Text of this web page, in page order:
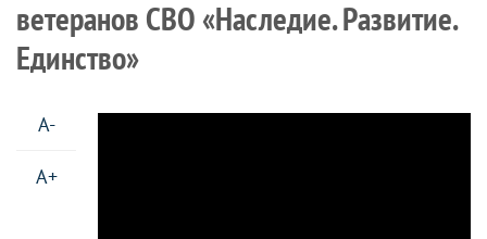
ветеранов СВО «Наследие. Развитие.
Единство»
A-
A+